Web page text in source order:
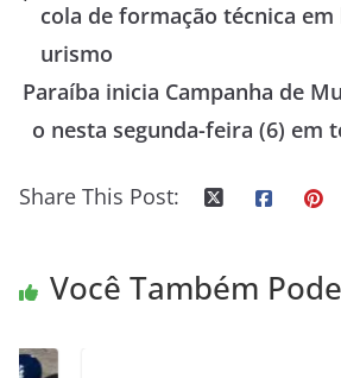
cola de formação técnica
urismo
Paraíba inicia Campanha de
o nesta segunda-feira (6) em
Share This Post:
Você Também